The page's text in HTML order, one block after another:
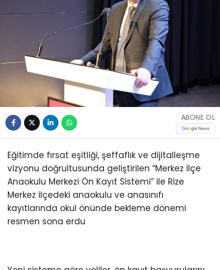
ABONE OL
Eğitimde fırsat eşitliği, şeffaflık ve dijitalleşme
vizyonu doğrultusunda geliştirilen “Merkez İlçe
Anaokulu Merkezi Ön Kayıt Sistemi” ile Rize
Merkez ilçedeki anaokulu ve anasınıfı
kayıtlarında okul önünde bekleme dönemi
resmen sona erdu